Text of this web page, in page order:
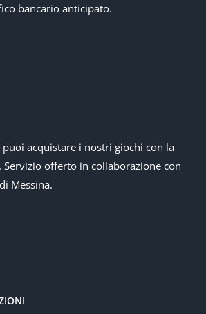
bancario anticipato.
puoi acquistare i nostri giochi con la
Servizio offerto in collaborazione con
Messina.